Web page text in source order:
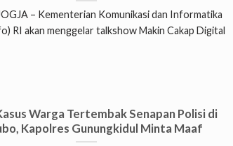
– Kementerian Komunikasi dan Informatika
RI akan menggelar talkshow Makin Cakap Digital
Warga Tertembak Senapan Polisi di
Kapolres Gunungkidul Minta Maaf